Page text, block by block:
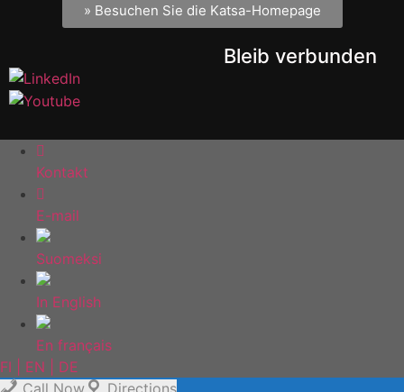
» Besuchen Sie die Katsa-Homepage
Bleib verbunden
Kontakt
E-mail
Suomeksi
In English
En français
FI | EN | DE